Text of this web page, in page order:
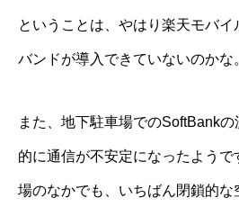
ということは、やはり楽天モバ
バンドが導入できていないのかな
また、地下駐車場でのSoftBank
的に通信が不安定になったよう
場のなかでも、いちばん閉鎖的